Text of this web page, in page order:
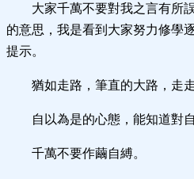
大家千萬不要對我之言有所
的意思，我是看到大家努力修學
提示。
猶如走路，筆直的大路，走
自以為是的心態，能知道對
千萬不要作繭自縛。